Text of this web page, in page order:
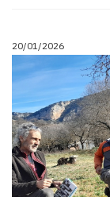
20/01/2026